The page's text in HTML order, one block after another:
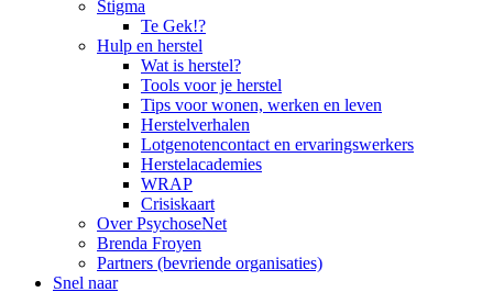
Stigma
Te Gek!?
Hulp en herstel
Wat is herstel?
Tools voor je herstel
Tips voor wonen, werken en leven
Herstelverhalen
Lotgenotencontact en ervaringswerkers
Herstelacademies
WRAP
Crisiskaart
Over PsychoseNet
Brenda Froyen
Partners (bevriende organisaties)
Snel naar